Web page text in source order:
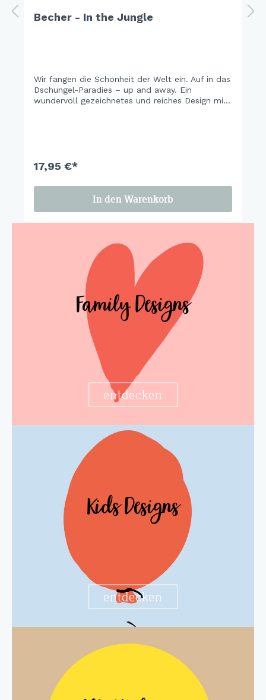
Becher - In the Jungle
Wir fangen die Schönheit der Welt ein. Auf in das
Dschungel-Paradies – up and away. Ein
wundervoll gezeichnetes und reiches Design mit
17,95 €*
In den Warenkorb
Family Designs
entdecken
Kids Designs
entdecken